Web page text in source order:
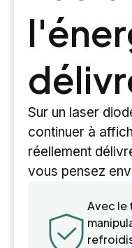
Sur un laser
continuer à
réellement
vous pensez
Avec le